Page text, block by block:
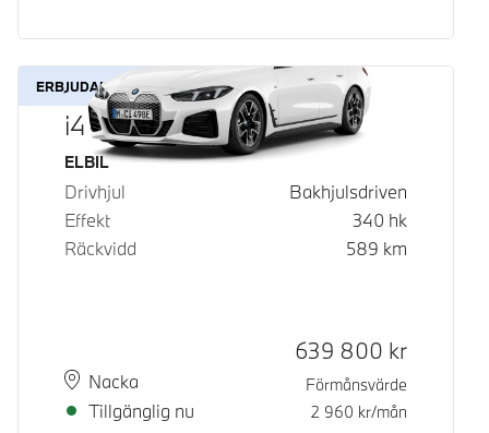
ERBJUDANDE
i4 eDrive40
Bränsle
ELBIL
Drivhjul
Bakhjulsdriven
Effekt
340 hk
Räckvidd
589 km
PlatsNacka
Leveranstid
Tillgänglig nu
Kontantpris
639 800 kr
Förmånsvärde
2 960 kr/mån